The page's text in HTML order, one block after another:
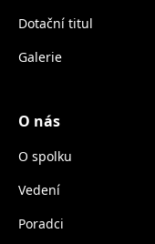
Dotační titul
Galerie
O nás
O spolku
Vedení
Poradci